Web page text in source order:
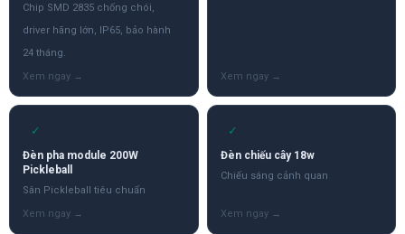
Chip SMD 2835 chống chói,
driver hãng lớn, IP65, bảo hành
24 tháng.
✓
Đèn pha module 200W
Pickleball
Sân Pickleball tiêu chuẩn
✓
Đèn chiếu cây 18w
Chiếu sáng cảnh quan